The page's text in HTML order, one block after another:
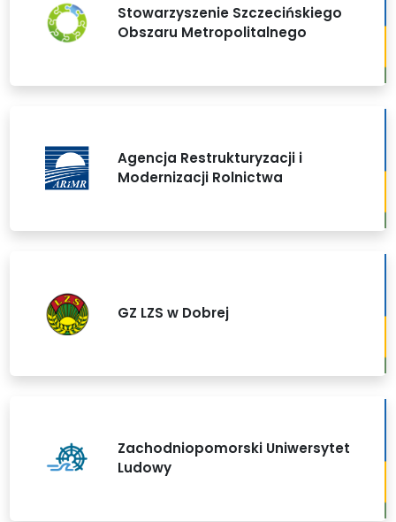
Stowarzyszenie Szczecińskiego
Obszaru Metropolitalnego
Agencja Restrukturyzacji i
Modernizacji Rolnictwa
GZ LZS w Dobrej
Zachodniopomorski Uniwersytet
Ludowy